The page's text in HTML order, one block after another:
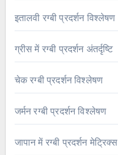
इतालवी रग्बी प्रदर्शन विश्लेषण
ग्रीस में रग्बी प्रदर्शन अंतर्दृष्टि
चेक रग्बी प्रदर्शन विश्लेषण
जर्मन रग्बी प्रदर्शन विश्लेषण
जापान में रग्बी प्रदर्शन मेट्रिक्स